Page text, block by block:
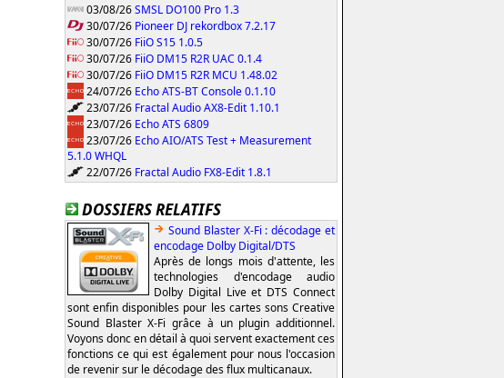
03/08/26SMSL DO100 Pro 1.3
30/07/26 Pioneer DJ rekordbox 7.2.17
30/07/26 FiiO S15 1.0.5
30/07/26 FiiO DM15 R2R UAC 0.1.4
30/07/26 FiiO DM15 R2R MCU 1.48.02
24/07/26 Echo ATS-BT Console 0.1.10
23/07/26 Fractal Audio AX8-Edit 1.10.1
23/07/26 Echo ATS 6809
23/07/26 Echo AIO/ATS Test + Measurement
5.1.0 WHQL
22/07/26 Fractal Audio FX8-Edit 1.8.1
DOSSIERS RELATIFS
Sound Blaster X-Fi : décodage et
encodage Dolby Digital/DTS
Après de longs mois d'attente, les
technologies d'encodage audio
Dolby Digital Live et DTS Connect
sont enfin disponibles pour les cartes sons Creative
Sound Blaster X-Fi grâce à un plugin additionnel.
Voyons donc en détail à quoi servent exactement ces
fonctions ce qui est également pour nous l'occasion
de revenir sur le décodage des flux multicanaux.